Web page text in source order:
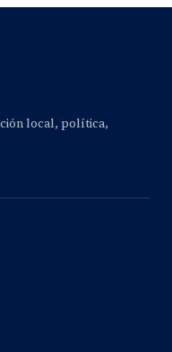
local, política,